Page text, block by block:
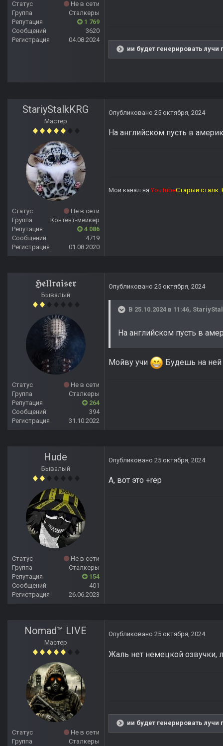
Статус
Не в сети
Группа
Сталкеры
Репутация
1 769
Сообщений
3620
Регистрация
04.08.2024
ии будет генерировать
StariyStalkKRG
Мастер
Статус
Не в сети
Группа
Контент-мейкер
Репутация
4 086
Сообщений
4719
Регистрация
01.08.2020
Опубликовано 25 октября, 2024
На английском пусть в
Мой канал наYouTubeСтарый сталк.
𝕳𝖊𝖑𝖑𝖗𝖆𝖎𝖘𝖊𝖗
Бывалый
Статус
Не в сети
Группа
Сталкеры
Репутация
264
Сообщений
394
Регистрация
31.10.2022
Опубликовано 25 октября, 2024
В 25.10.2024 в 11:46,
На английском пусть в
Мойву учи Будешь на ней
Hude
Бывалый
Статус
Не в сети
Группа
Сталкеры
Репутация
154
Сообщений
401
Регистрация
26.06.2023
Опубликовано 25 октября, 2024
А, вот это +rep
Nomad™ LIVE
Мастер
Статус
Не в сети
Группа
Сталкеры
Опубликовано 25 октября, 2024
Жаль нет немецкой озвучки,
ии будет генерировать